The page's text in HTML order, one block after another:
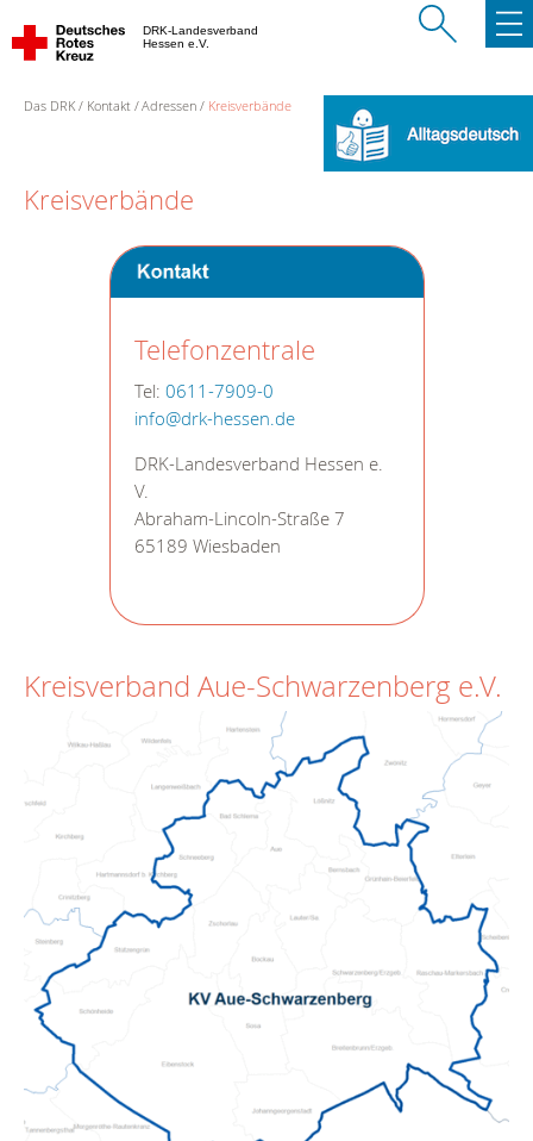
DRK-Landesverband
Hessen e.V.
Das DRK Kontakt Adressen Kreisverbände
Kreisverbände
Telefonzentrale
Tel: 0611-7909-0
info@drk-hessen.de
DRK-Landesverband Hessen e.
V.
Abraham-Lincoln-Straße 7
65189 Wiesbaden
Kreisverband Aue-Schwarzenberg e.V.